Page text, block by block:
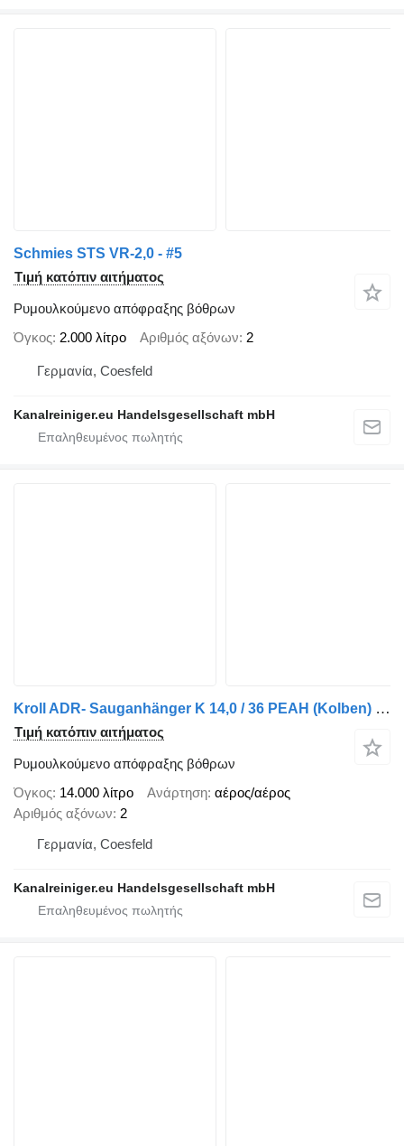
Schmies STS VR-2,0 - #5
Τιμή κατόπιν αιτήματος
Ρυμουλκούμενο απόφραξης βόθρων
Όγκος 2.000 λίτρο Αριθμός αξόνων 2
Γερμανία, Coesfeld
Kanalreiniger.eu Handelsgesellschaft mbH
Kroll ADR- Sauganhänger K 14,0 / 36 PEAH (Kolben) - #518
Τιμή κατόπιν αιτήματος
Ρυμουλκούμενο απόφραξης βόθρων
Όγκος 14.000 λίτρο Ανάρτηση αέρος/αέρος
Αριθμός αξόνων 2
Γερμανία, Coesfeld
Kanalreiniger.eu Handelsgesellschaft mbH